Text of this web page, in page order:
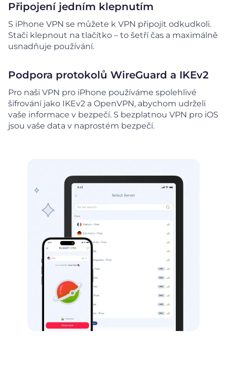
Připojení jedním klepnutím
S iPhone VPN se můžete k VPN připojit odkudkoli.
Stačí klepnout na tlačítko – to šetří čas a maximálně
usnadňuje používání.
Podpora protokolů WireGuard a IKEv2
Pro naši VPN pro iPhone používáme spolehlivé
šifrování jako IKEv2 a OpenVPN, abychom udrželi
vaše informace v bezpečí. S bezplatnou VPN pro iOS
jsou vaše data v naprostém bezpečí.